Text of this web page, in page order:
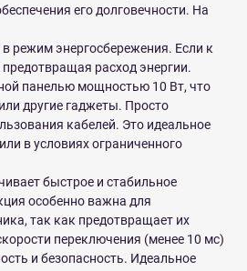
его долговечности. На
режим энергосбережения. Если к
расход энергии.
панелью мощностью 10 Вт, что
другие гаджеты. Просто
кабелей. Это идеальное
в условиях ограниченного
быстрое и стабильное
особенно важна для
так как предотвращает их
переключения (менее 10 мс)
и безопасность. Идеальное